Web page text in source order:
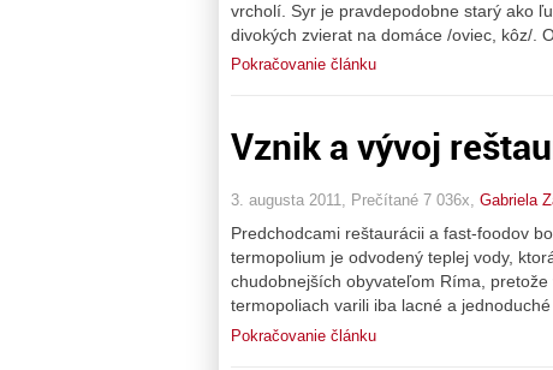
vrcholí. Syr je pravdepodobne starý ako
divokých zvierat na domáce /oviec, kôz/.
Pokračovanie článku
Vznik a vývoj
3. augusta 2011, Prečítané 7 036x, Gabriela
Predchodcami reštaurácii a fast-foodov
termopolium je odvodený teplej vody,
chudobnejších obyvateľom Ríma,
termopoliach varili iba lacné a
Pokračovanie článku